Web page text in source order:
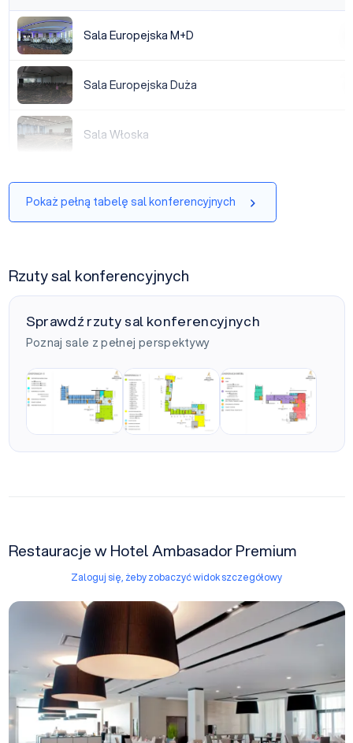
Sala Europejska M+D
Sala Europejska M+D
Sala Europejska Duża
Sala Europejska Duża
Sala Włoska
Sala Włoska
Pokaż pełną tabelę sal konferencyjnych
Rzuty sal konferencyjnych
Sprawdź rzuty sal konferencyjnych
Poznaj sale z pełnej perspektywy
Restauracje w Hotel Ambasador Premium
Zaloguj się, żeby zobaczyć widok szczegółowy